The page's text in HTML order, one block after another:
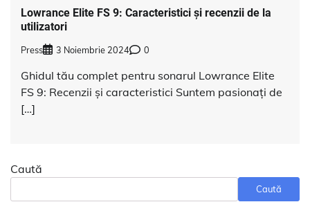
Lowrance Elite FS 9: Caracteristici și recenzii de la
utilizatori
Press 3 Noiembrie 2024 0
Ghidul tău complet pentru sonarul Lowrance Elite
FS 9: Recenzii și caracteristici Suntem pasionați de
[…]
Caută
Caută